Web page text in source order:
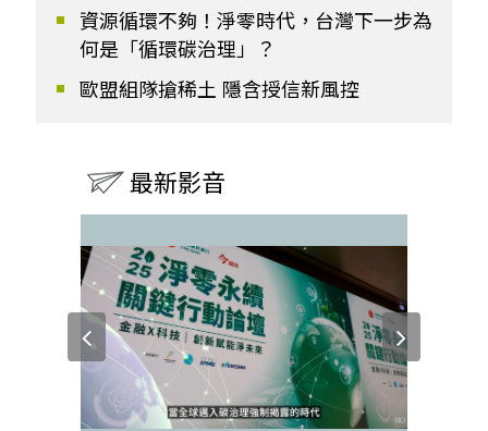
資源循環不夠！淨零時代，台灣下一步為
何是「循環碳治理」？
歐盟組隊搶稀土 隱含授信新風控
最新影音